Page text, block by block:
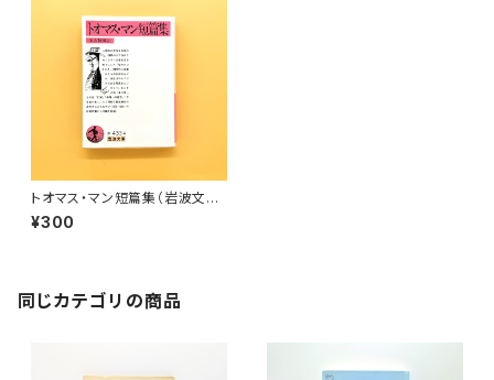
トオマス・マン短篇集（岩波文
庫）
¥300
同じカテゴリの商品